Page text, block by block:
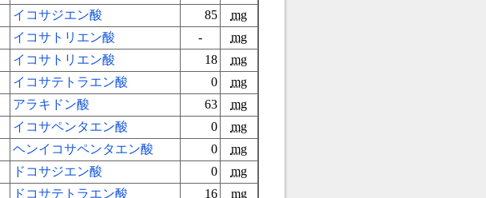
イコサジエン酸 85
mg
イコサトリエン酸 -
mg
イコサトリエン酸 18
mg
イコサテトラエン酸 0
mg
アラキドン酸 63
mg
イコサペンタエン酸 0
mg
ヘンイコサペンタエン酸 0
mg
ドコサジエン酸 0
mg
ドコサテトラエン酸 16 mg